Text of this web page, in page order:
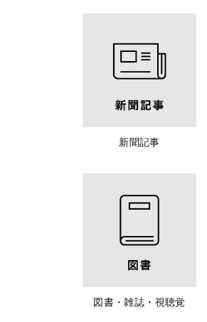
新聞記事
図書・雑誌・視聴覚